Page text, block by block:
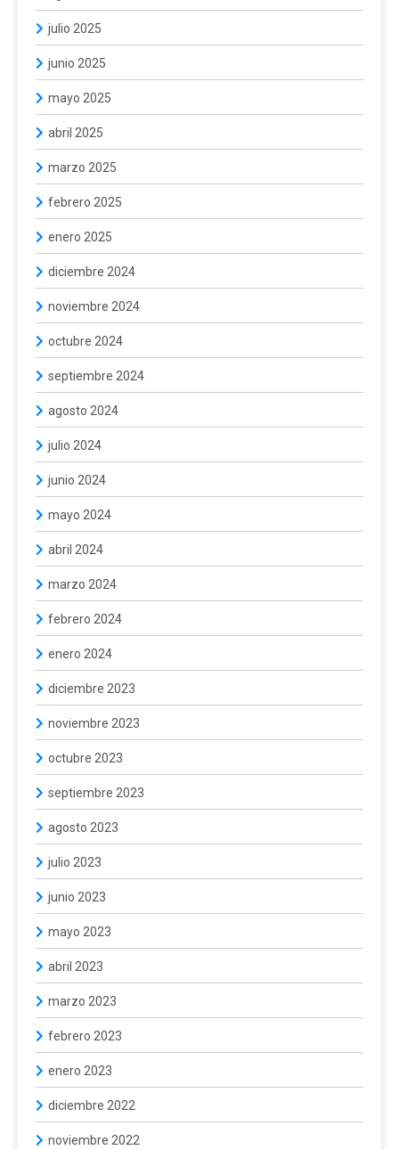
julio 2025
junio 2025
mayo 2025
abril 2025
marzo 2025
febrero 2025
enero 2025
diciembre 2024
noviembre 2024
octubre 2024
septiembre 2024
agosto 2024
julio 2024
junio 2024
mayo 2024
abril 2024
marzo 2024
febrero 2024
enero 2024
diciembre 2023
noviembre 2023
octubre 2023
septiembre 2023
agosto 2023
julio 2023
junio 2023
mayo 2023
abril 2023
marzo 2023
febrero 2023
enero 2023
diciembre 2022
noviembre 2022